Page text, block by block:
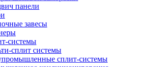
панели
завесы
системы
сплит системы
сплит-системы